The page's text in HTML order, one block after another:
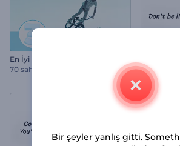
En İyi 5 Video ve Fotoğraf Miksi
70 sahneler
1500
Bir şeyler yanlış gitti.